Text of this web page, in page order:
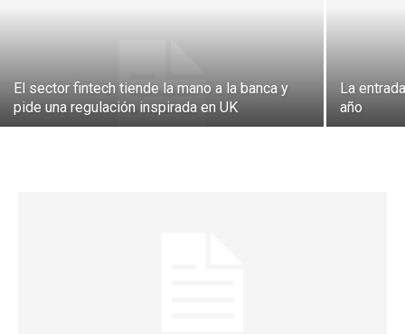
El sector fintech tiende la mano a la banca y
pide una regulación inspirada en UK
La
año